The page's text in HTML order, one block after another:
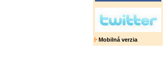
Mobilná verzia